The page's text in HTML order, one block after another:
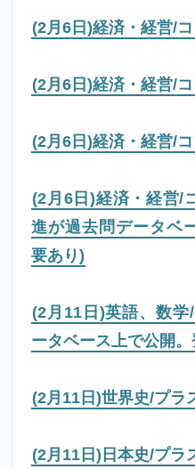
(2月6日)経済・経営/
(2月6日)経済・経営/
(2月6日)経済・経営/
(2月6日)経済・経営/
進が過去問データベ
要あり)
(2月11日)英語、数
ータベース上で公開
(2月11日)世界史/プラ
(2月11日)日本史/プラ